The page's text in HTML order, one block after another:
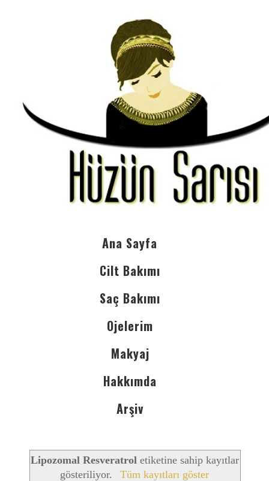
Ana Sayfa
Cilt Bakımı
Saç Bakımı
Ojelerim
Makyaj
Hakkımda
Arşiv
Lipozomal Resveratrol etiketine sahip kayıtlar
gösteriliyor.
Tüm kayıtları göster